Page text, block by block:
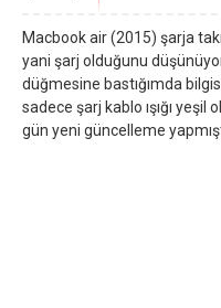
Macbook air (2015) şarja
yani şarj olduğunu
düğmesine bastığımda
sadece şarj kablo ışığı
gün yeni güncelleme